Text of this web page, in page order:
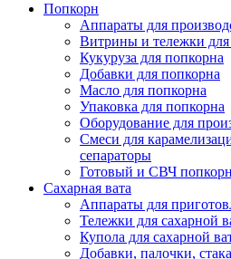
Попкорн
Аппараты для
Витрины и тележки для
Кукуруза для попкорна
Добавки для попкорна
Масло для попкорна
Упаковка для попкорна
Оборудование для
Смеси для
сепараторы
Готовый и СВЧ попкорн
Сахарная вата
Аппараты для
Тележки для сахарной
Купола для сахарной
Добавки, палочки,